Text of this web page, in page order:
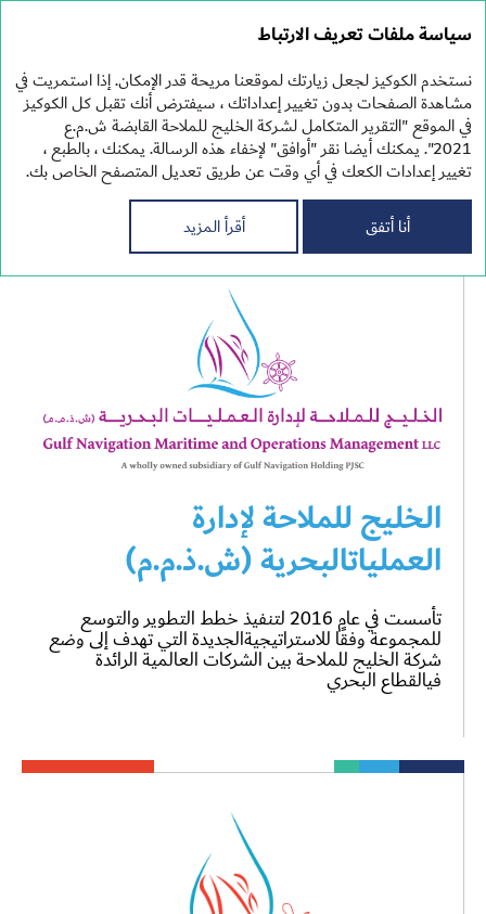
التقرير
المتكامل 2021
شركاتنا
التابعة
الخليج للملاحة لإدارة
العملياتالبحرية (ش.ذ.م.م)
تأسست في عام 2016 لتنفيذ خطط التطوير والتوسع
للمجموعة وفقًا للاستراتيجيةالجديدة التي تهدف إلى وضع
شركة الخليج للملاحة بين الشركات العالمية الرائدة
فيالقطاع البحري
سياسة ملفات تعريف الارتباط
نستخدم الكوكيز لجعل زيارتك لموقعنا مريحة قدر الإمكان. إذا استمريت في
مشاهدة الصفحات بدون تغيير إعداداتك ، سيفترض أنك تقبل كل الكوكيز
في الموقع "التقرير المتكامل لشركة الخليج للملاحة القابضة ش.م.ع
2021". يمكنك أيضا نقر "أوافق" لإخفاء هذه الرسالة. يمكنك ، بالطبع ،
تغيير إعدادات الكعك في أي وقت عن طريق تعديل المتصفح الخاص بك.
أنا أتفق
أقرأ المزيد